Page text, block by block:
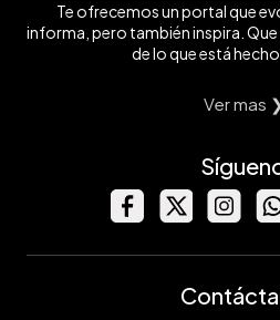
Te ofrecemos un portal que
informa, pero también inspira.
de lo que está hecho
Ver mas